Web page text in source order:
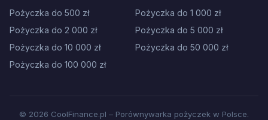
Pożyczka do 500 zł
Pożyczka do 1 000 zł
Pożyczka do 2 000 zł
Pożyczka do 5 000 zł
Pożyczka do 10 000 zł
Pożyczka do 50 000 zł
Pożyczka do 100 000 zł
© 2026 CoolFinance.pl – Porównywarka pożyczek w Polsce.